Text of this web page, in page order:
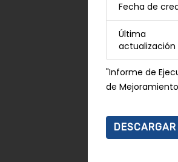
Fecha de
Última
actualización
"Informe de
de
DESCARGAR